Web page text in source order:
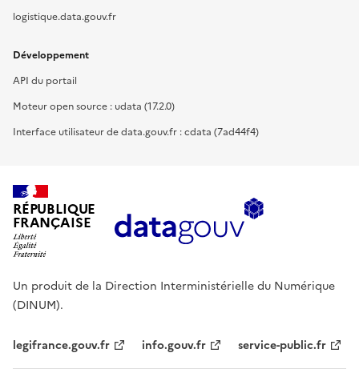
logistique.data.gouv.fr
Développement
API du portail
Moteur open source : udata (17.2.0)
Interface utilisateur de data.gouv.fr : cdata (7ad44f4)
RÉPUBLIQUE
FRANÇAISE
Un produit de la Direction Interministérielle du Numérique
(DINUM).
legifrance.gouv.fr info.gouv.fr service-public.fr